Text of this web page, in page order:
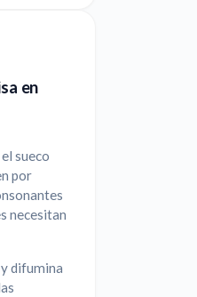
en
sueco
por
necesitan
difumina